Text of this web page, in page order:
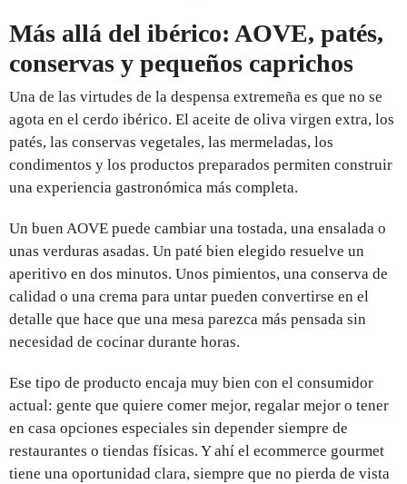
Más allá del ibérico: AOVE, patés,
conservas y pequeños caprichos
Una de las virtudes de la despensa extremeña es que no se
agota en el cerdo ibérico. El aceite de oliva virgen extra, los
patés, las conservas vegetales, las mermeladas, los
condimentos y los productos preparados permiten construir
una experiencia gastronómica más completa.
Un buen AOVE puede cambiar una tostada, una ensalada o
unas verduras asadas. Un paté bien elegido resuelve un
aperitivo en dos minutos. Unos pimientos, una conserva de
calidad o una crema para untar pueden convertirse en el
detalle que hace que una mesa parezca más pensada sin
necesidad de cocinar durante horas.
Ese tipo de producto encaja muy bien con el consumidor
actual: gente que quiere comer mejor, regalar mejor o tener
en casa opciones especiales sin depender siempre de
restaurantes o tiendas físicas. Y ahí el ecommerce gourmet
tiene una oportunidad clara, siempre que no pierda de vista